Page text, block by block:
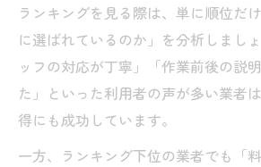
ランキングを見る際は、単に順位だ
に選ばれているのか」を分析しまし
ッフの対応が丁寧」「作業前後の説
た」といった利用者の声が多い業者
得にも成功しています。
一方、ランキング下位の業者でも「